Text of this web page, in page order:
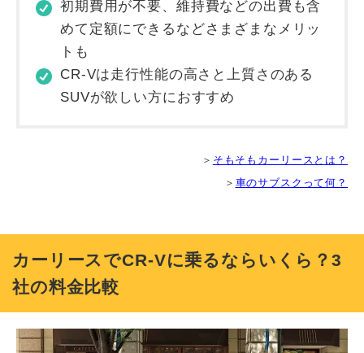
初期費用が不要、維持費などの出費も含
めて定額にできるなどさまざまなメリッ
トも
CR-Vは走行性能の高さと上質さのある
SUVが欲しい方におすすめ
＞ そもそもカーリースとは？
＞ 車のサブスクって何？
カーリースでCR-Vに乗るならいくら？3
社の料金比較